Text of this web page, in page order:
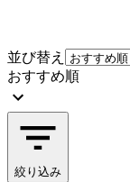
並び替え
おすすめ順
絞り込み